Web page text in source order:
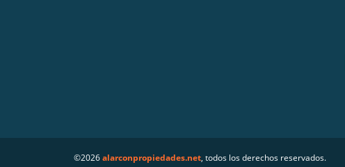
©2026alarconpropiedades.net, todos los derechos reservados.